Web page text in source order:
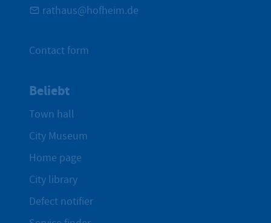
rathaus@hofheim.de
Contact form
Beliebt
Town hall
City Museum
Home page
City library
Defect notifier